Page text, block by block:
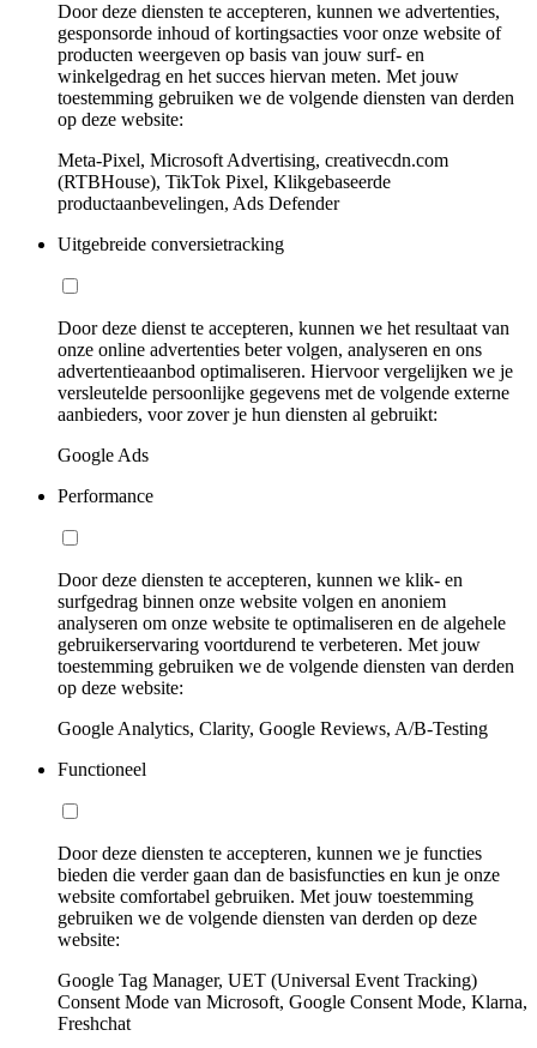
Door deze diensten te accepteren, kunnen we advertenties,
gesponsorde inhoud of kortingsacties voor onze website of
producten weergeven op basis van jouw surf- en
winkelgedrag en het succes hiervan meten. Met jouw
toestemming gebruiken we de volgende diensten van derden
op deze website:
Meta-Pixel, Microsoft Advertising, creativecdn.com
(RTBHouse), TikTok Pixel, Klikgebaseerde
productaanbevelingen, Ads Defender
Uitgebreide conversietracking
Door deze dienst te accepteren, kunnen we het resultaat van
onze online advertenties beter volgen, analyseren en ons
advertentieaanbod optimaliseren. Hiervoor vergelijken we je
versleutelde persoonlijke gegevens met de volgende externe
aanbieders, voor zover je hun diensten al gebruikt:
Google Ads
Performance
Door deze diensten te accepteren, kunnen we klik- en
surfgedrag binnen onze website volgen en anoniem
analyseren om onze website te optimaliseren en de algehele
gebruikerservaring voortdurend te verbeteren. Met jouw
toestemming gebruiken we de volgende diensten van derden
op deze website:
Google Analytics, Clarity, Google Reviews, A/B-Testing
Functioneel
Door deze diensten te accepteren, kunnen we je functies
bieden die verder gaan dan de basisfuncties en kun je onze
website comfortabel gebruiken. Met jouw toestemming
gebruiken we de volgende diensten van derden op deze
website:
Google Tag Manager, UET (Universal Event Tracking)
Consent Mode van Microsoft, Google Consent Mode, Klarna,
Freshchat